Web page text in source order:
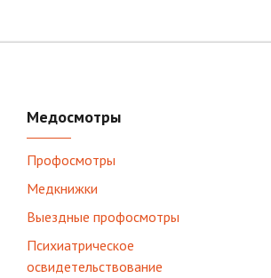
Медосмотры
Профосмотры
Медкнижки
Выездные профосмотры
Психиатрическое
освидетельствование